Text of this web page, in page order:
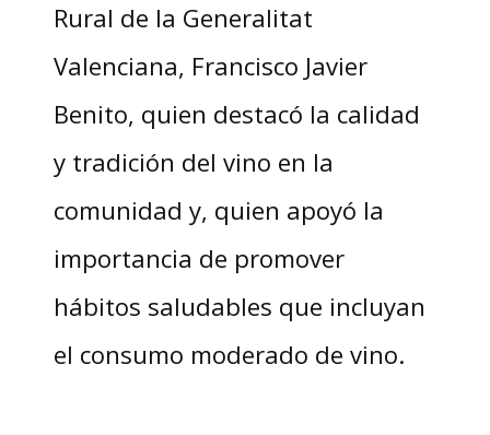
Rural de la Generalitat
Valenciana, Francisco Javier
Benito, quien destacó la calidad
y tradición del vino en la
comunidad y, quien apoyó la
importancia de promover
hábitos saludables que incluyan
el consumo moderado de vino.